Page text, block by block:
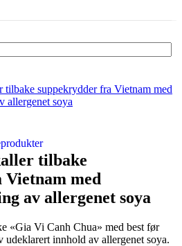
tilbake suppekrydder fra Vietnam med
allergenet soya
tilbake
med
av allergenet soya
«Gia Vi Canh Chua» med best før
udeklarert innhold av allergenet soya.